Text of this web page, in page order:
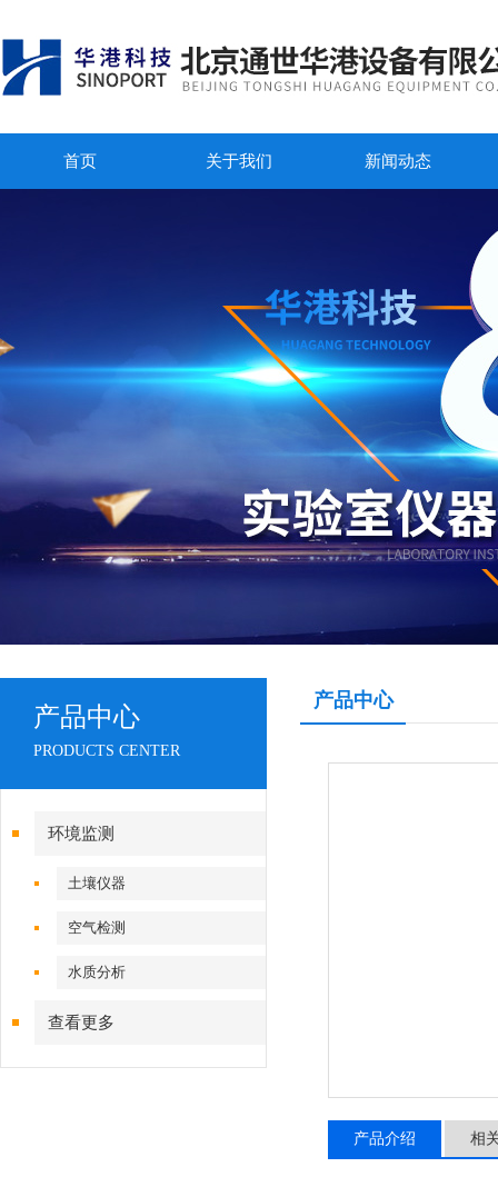
首页 关于我们 新闻动态
产品中心
PRODUCTS CENTER
环境监测
土壤仪器
空气检测
水质分析
查看更多
产品中心
产品介绍 相